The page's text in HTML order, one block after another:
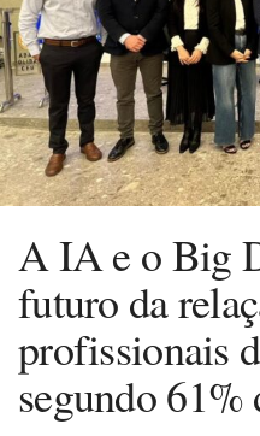
A IA e o Big
futuro da
profissionais
segundo 61%